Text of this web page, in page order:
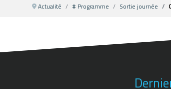
Actualité # Programme Sortie journée